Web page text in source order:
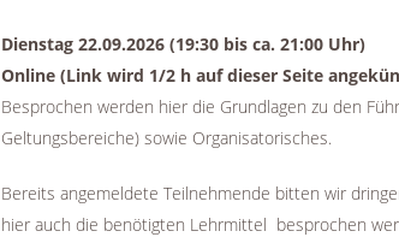
Dienstag 22.09.2026 (19:30 bis ca. 21:00 Uhr)
Online (Link wird 1/2 h auf dieser Seite
Besprochen werden hier die Grundlagen zu den
Geltungsbereiche) sowie Organisatorisches.
Bereits angemeldete Teilnehmende bitten wir
hier auch die benötigten Lehrmittel besprochen